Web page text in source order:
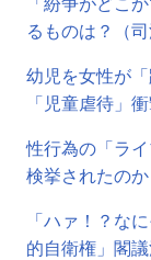
るものは？（
幼児を女性が
「児童虐待」
性行為の「ラ
検挙されたのか
「ハァ！？な
的自衛権」閣